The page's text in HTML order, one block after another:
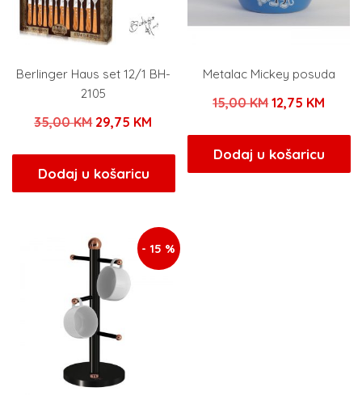
Berlinger Haus set 12/1 BH-
2105
35,00KM Izvorna
bila
je:
29,75 KM
29,75 KM.
Dodaj u košaricu
Metalac Mickey posuda
15,00KMIzvorna
bila
je:
12,75 KM
12,75
Dodaj u košaricu
- 15 %